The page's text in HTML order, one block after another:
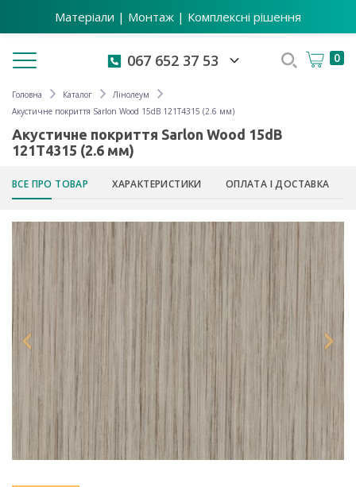
Матеріали | Монтаж | Комплексні рішення
Toggle navigation 067 652 37 53 0
Головна Каталог
Лінолеум
Акустичне покриття Sarlon Wood 15dB 121T4315 (2.6 мм)
Акустичне покриття Sarlon Wood 15dB
121T4315 (2.6 мм)
ВСЕ ПРО ТОВАР ХАРАКТЕРИСТИКИ ОПЛАТА І ДОСТАВКА